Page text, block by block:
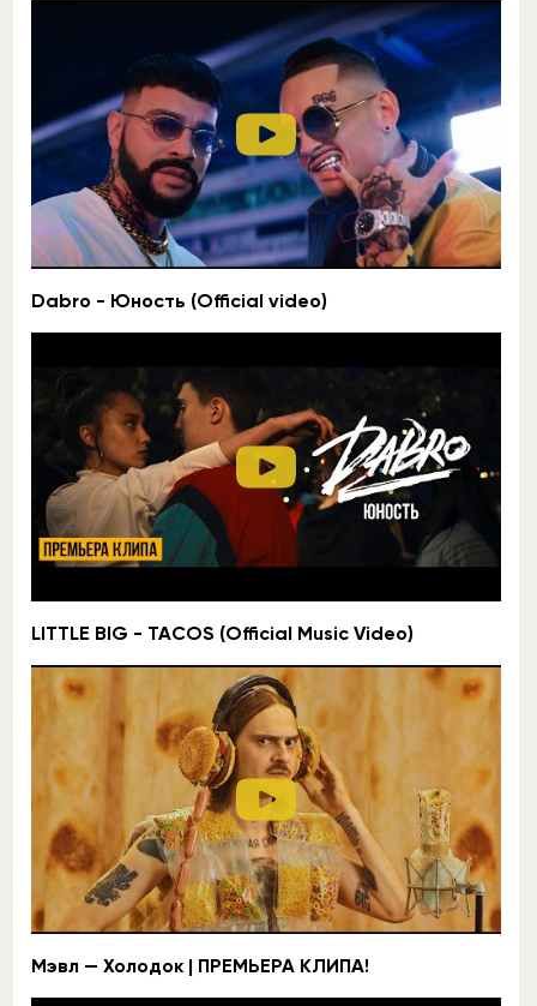
Dabro - Юность (Official video)
LITTLE BIG - TACOS (Official Music Video)
Мэвл — Холодок | ПРЕМЬЕРА КЛИПА!